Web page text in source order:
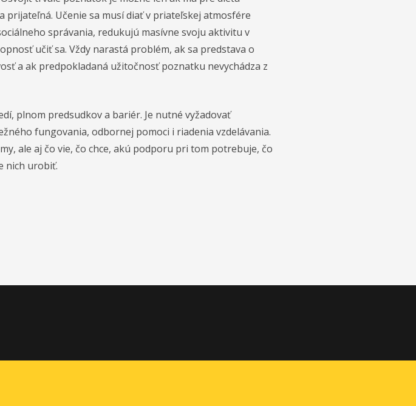
Učenie sa musí diať v priateľskej atmosfére
správania, redukujú masívne svoju aktivitu v
učiť sa. Vždy narastá problém, ak sa predstava o
a ak predpokladaná užitočnosť poznatku nevychádza z
plnom predsudkov a bariér. Je nutné vyžadovať
fungovania, odbornej pomoci i riadenia vzdelávania.
ale aj čo vie, čo chce, akú podporu pri tom potrebuje, čo
nich urobiť.